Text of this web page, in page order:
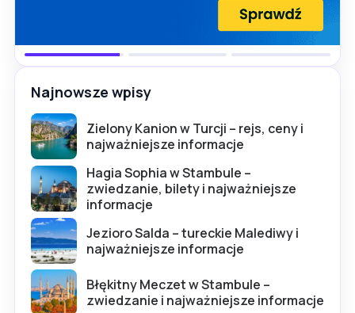
Najnowsze wpisy
Zielony Kanion w Turcji – rejs, ceny i
najważniejsze informacje
Hagia Sophia w Stambule –
zwiedzanie, bilety i najważniejsze
informacje
Jezioro Salda – tureckie Malediwy i
najważniejsze informacje
Błękitny Meczet w Stambule –
zwiedzanie i najważniejsze informacje